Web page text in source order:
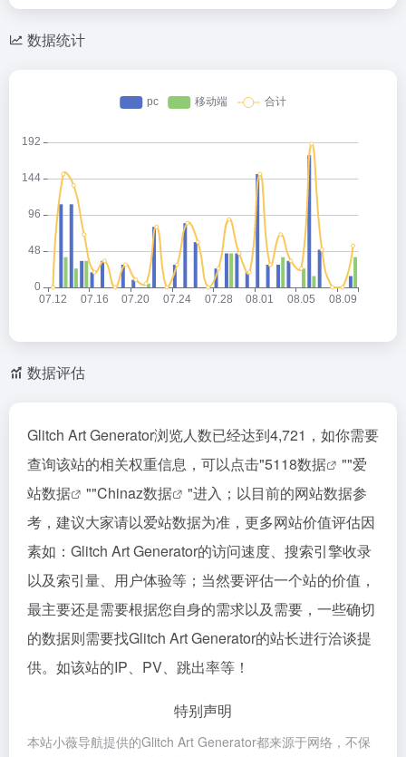
数据统计
数据评估
Glitch Art Generator浏览人数已经达到4,721，如你需要
查询该站的相关权重信息，可以点击"5118数据 ""爱
站数据
""Chinaz数据
"进入；以目前的网站数据参
考，建议大家请以爱站数据为准，更多网站价值评估因
素如：Glitch Art Generator的访问速度、搜索引擎收录
以及索引量、用户体验等；当然要评估一个站的价值，
最主要还是需要根据您自身的需求以及需要，一些确切
的数据则需要找Glitch Art Generator的站长进行洽谈提
供。如该站的IP、PV、跳出率等！
特别声明
本站小薇导航提供的Glitch Art Generator都来源于网络，不保